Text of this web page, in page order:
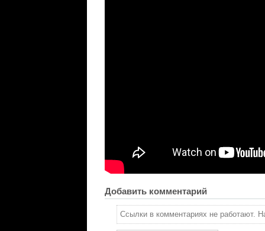
Добавить комментарий
Ссылки в комментариях не работают.